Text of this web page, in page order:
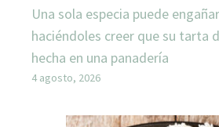
Una sola especia puede
haciéndoles creer que su tarta
hecha en una panadería
4 agosto, 2026